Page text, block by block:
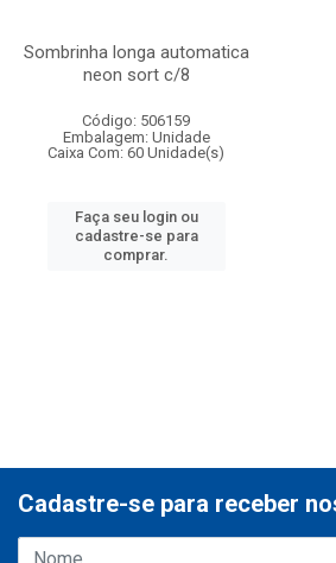
Sombrinha longa automatica
neon sort c/8
Código: 506159
Embalagem: Unidade
Caixa Com: 60 Unidade(s)
Faça seu login ou
cadastre-se para
comprar.
Cadastre-se para receber